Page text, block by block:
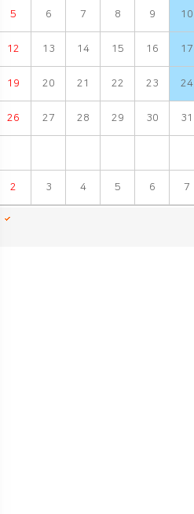
5 6 7 8 9 10
12 13 14 15 16 17
19 20 21 22 23 24
26 27 28 29 30 31
2 3 4 5 6 7